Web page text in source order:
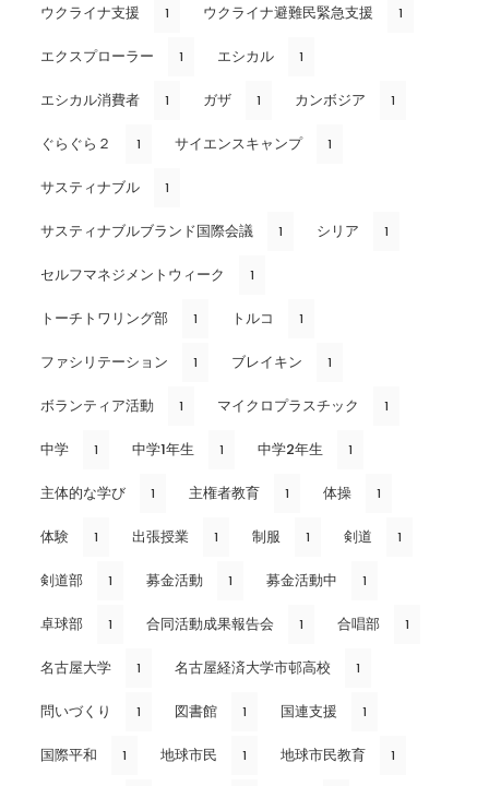
ウクライナ支援 1 ウクライナ避難民緊急支援 1
エクスプローラー 1 エシカル 1
エシカル消費者 1 ガザ 1 カンボジア 1
ぐらぐら２ 1 サイエンスキャンプ 1
サスティナブル 1
サスティナブルブランド国際会議 1 シリア 1
セルフマネジメントウィーク 1
トーチトワリング部 1 トルコ 1
ファシリテーション 1 ブレイキン 1
ボランティア活動 1 マイクロプラスチック 1
中学 1 中学1年生 1 中学2年生 1
主体的な学び 1 主権者教育 1 体操 1
体験 1 出張授業 1 制服 1 剣道 1
剣道部 1 募金活動 1 募金活動中 1
卓球部 1 合同活動成果報告会 1 合唱部 1
名古屋大学 1 名古屋経済大学市邨高校 1
問いづくり 1 図書館 1 国連支援 1
国際平和 1 地球市民 1 地球市民教育 1